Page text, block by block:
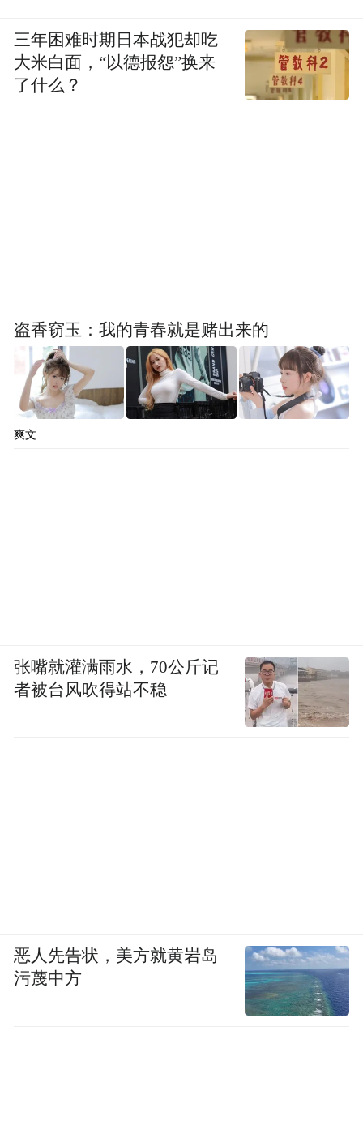
三年困难时期日本战犯却吃
大米白面，“以德报怨”换来
了什么？
盗香窃玉：我的青春就是赌出来的
爽文
张嘴就灌满雨水，70公斤记
者被台风吹得站不稳
恶人先告状，美方就黄岩岛
污蔑中方